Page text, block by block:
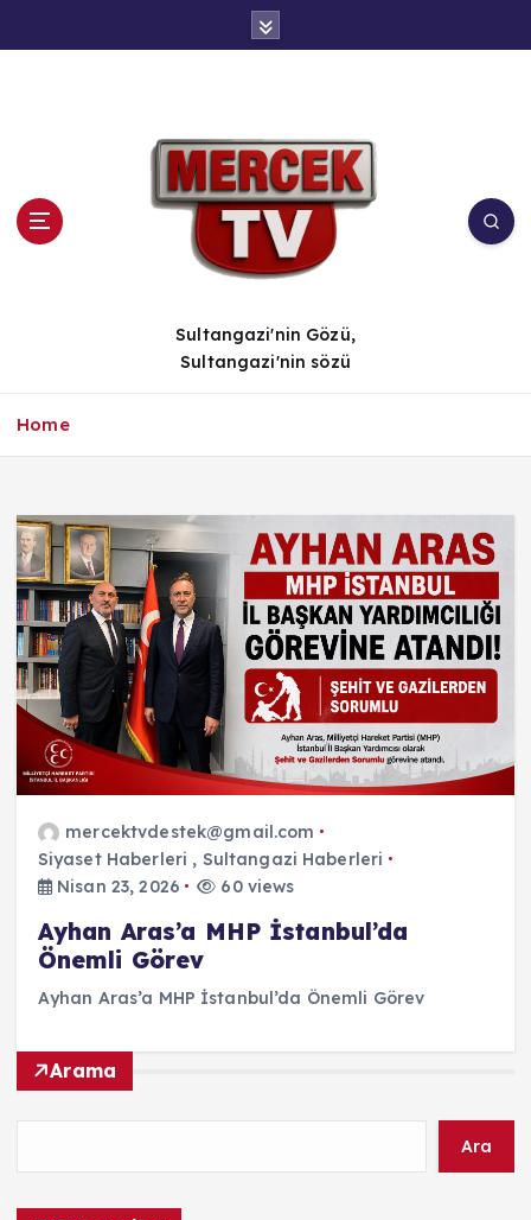
Sultangazi'nin Gözü,
Sultangazi'nin sözü
Home
mercektvdestek@gmail.com
Siyaset Haberleri , Sultangazi Haberleri
Nisan 23, 2026
60 views
Ayhan Aras’a MHP İstanbul’da
Önemli Görev
Ayhan Aras’a MHP İstanbul’da Önemli Görev
Arama
Ara